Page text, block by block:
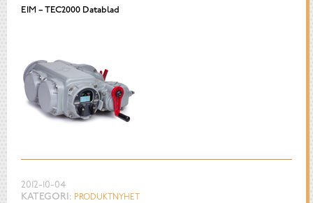
EIM – TEC2000 Datablad
2012-10-04
KATEGORI: PRODUKTNYHET